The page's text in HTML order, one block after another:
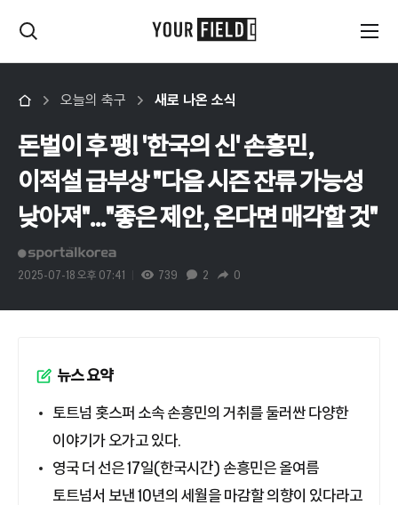
오늘의 축구 새로 나온 소식
돈벌이 후 팽! '한국의 신' 손흥민,
이적설 급부상 "다음 시즌 잔류 가능성
낮아져"..."좋은 제안, 온다면 매각할 것"
2025-07-18 오후 07:41 739 2 0
뉴스 요약
토트넘 홋스퍼 소속 손흥민의 거취를 둘러싼 다양한
이야기가 오가고 있다.
영국 더 선은 17일(한국시간) 손흥민은 올여름
토트넘서 보낸 10년의 세월을 마감할 의향이 있다라고